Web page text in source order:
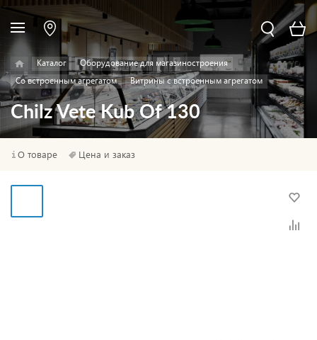
Каталог
Оборудование для магазиностроения
Со встроенным агрегатом
Витрины с встроенным агрегатом
Chilz Vete Kub Of 130
О товаре Цена и заказ